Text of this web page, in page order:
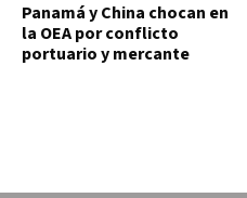
Panamá y China chocan en
la OEA por conflicto
portuario y mercante